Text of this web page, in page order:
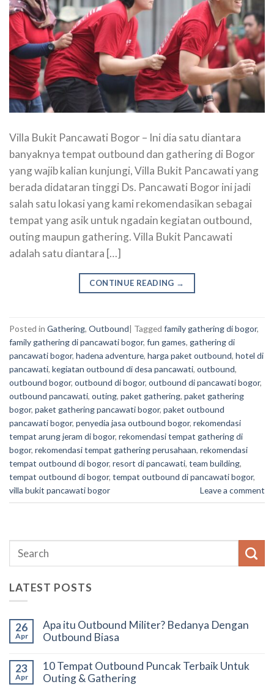
Villa Bukit Pancawati Bogor – Ini dia satu diantara
banyaknya tempat outbound dan gathering di Bogor
yang wajib kalian kunjungi, Villa Bukit Pancawati yang
berada didataran tinggi Ds. Pancawati Bogor ini jadi
salah satu lokasi yang kami rekomendasikan sebagai
tempat yang asik untuk ngadain kegiatan outbound,
outing maupun gathering. Villa Bukit Pancawati
adalah satu diantara […]
CONTINUE READING →
Posted in Gathering, Outbound| Tagged family gathering di bogor,
family gathering di pancawati bogor, fun games, gathering di
pancawati bogor, hadena adventure, harga paket outbound, hotel di
pancawati, kegiatan outbound di desa pancawati, outbound,
outbound bogor, outbound di bogor, outbound di pancawati bogor,
outbound pancawati, outing, paket gathering, paket gathering
bogor, paket gathering pancawati bogor, paket outbound
pancawati bogor, penyedia jasa outbound bogor, rekomendasi
tempat arung jeram di bogor, rekomendasi tempat gathering di
bogor, rekomendasi tempat gathering perusahaan, rekomendasi
tempat outbound di bogor, resort di pancawati, team building,
tempat outbound di bogor, tempat outbound di pancawati bogor,
villa bukit pancawati bogor
Leave a comment
LATEST POSTS
26
Apr
Apa itu Outbound Militer? Bedanya Dengan
Outbound Biasa
23
Apr
10 Tempat Outbound Puncak Terbaik Untuk
Outing & Gathering